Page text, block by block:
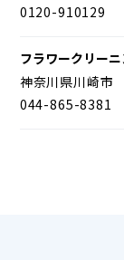
0120-910129
フラワークリー
神奈川県川崎市
044-865-8381